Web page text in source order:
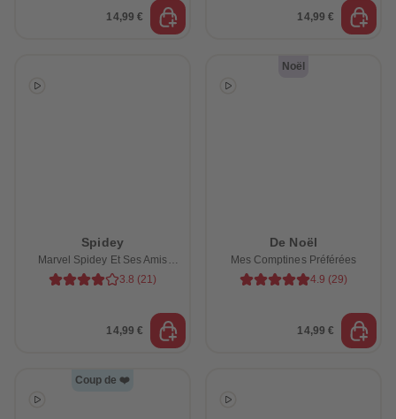
14,99 € 14,99 €
Spidey
Marvel Spidey Et Ses Amis
Extraordinaires
3.8 (21)
14,99 €
Noël
De Noël
Mes Comptines Préférées
4.9 (29)
14,99 €
Coup de ❤️